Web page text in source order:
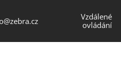
Vzdálené
ovládání